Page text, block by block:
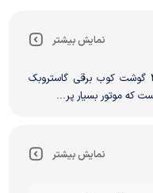
نمایش بیشتر
گوشت کوب برقی گاستروبک مدل 40974 گوشت کوب برقی گاستروبک
نمایش بیشتر